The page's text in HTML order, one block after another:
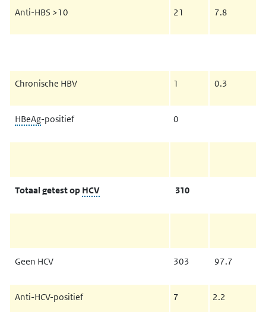
Anti-HBS >10 21 7.8
Chronische HBV 1 0.3
HBeAg-positief 0
Totaal getest op HCV 310
Geen HCV 303 97.7
Anti-HCV-positief 7 2.2